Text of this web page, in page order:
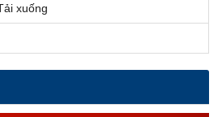
xuống